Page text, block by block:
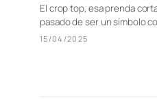
El crop top, esa prenda
pasado de ser un símbolo
15/04/2025